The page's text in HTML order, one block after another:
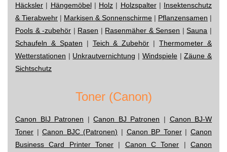
Häcksler | Hängemöbel| Holz | Holzspalter| Insektenschutz
& Tierabwehr | Markisen & Sonnenschirme | Pflanzensamen |
Pools & -zubehör | Rasen | Rasenmäher & Sensen |Sauna |
Schaufeln & Spaten | Teich & Zubehör |Thermometer &
Wetterstationen | Unkrautvernichtung | Windspiele|Zäune &
Sichtschutz
Toner (Canon)
Canon BIJ Patronen |Canon BJ Patronen | Canon BJ-W
Toner |Canon BJC (Patronen) | Canon BP Toner|Canon
Business Card Printer Toner | Canon C Toner |Canon